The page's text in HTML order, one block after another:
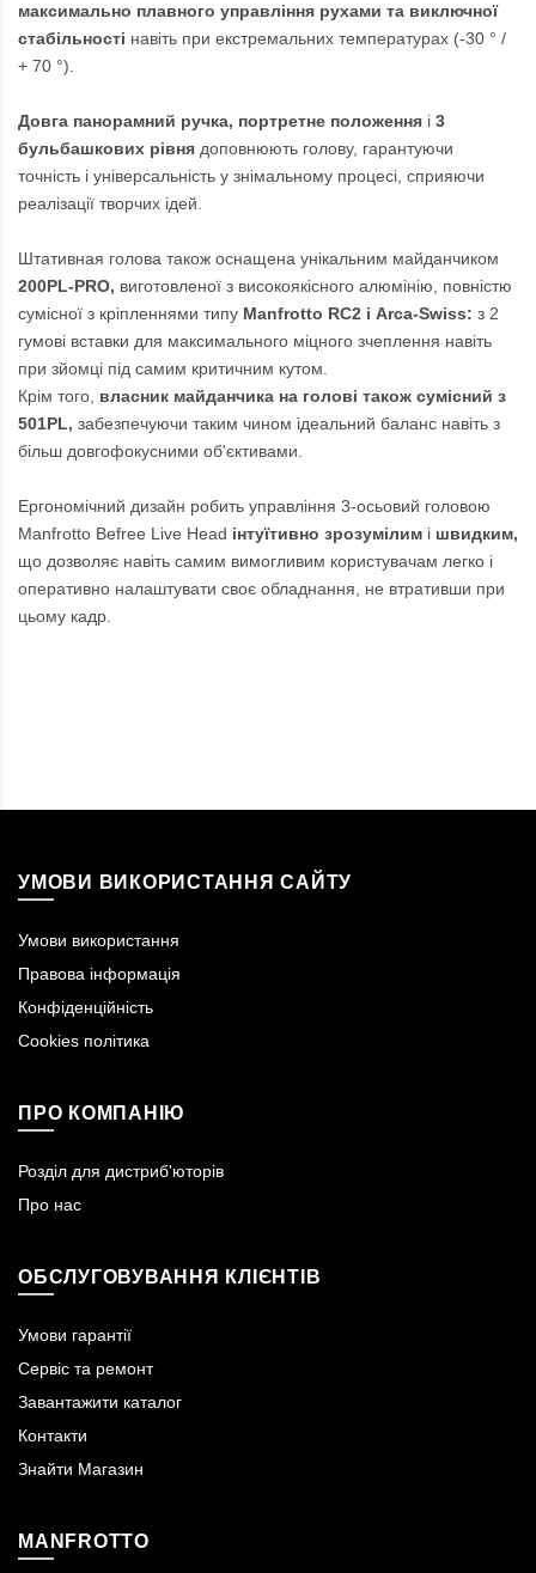
максимально плавного управління рухами та виключної
стабільності навіть при екстремальних температурах (-30 ° /
+ 70 °).
Довга панорамний ручка, портретне положення і 3
бульбашкових рівня доповнюють голову, гарантуючи
точність і універсальність у знімальному процесі, сприяючи
реалізації творчих ідей.
Штативная голова також оснащена унікальним майданчиком
200PL-PRO, виготовленої з високоякісного алюмінію, повністю
сумісної з кріпленнями типу Manfrotto RC2 і Arca-Swiss: з 2
гумові вставки для максимального міцного зчеплення навіть
при зйомці під самим критичним кутом.
Крім того, власник майданчика на голові також сумісний з
501PL, забезпечуючи таким чином ідеальний баланс навіть з
більш довгофокусними об'єктивами.
Ергономічний дизайн робить управління 3-осьовий головою
Manfrotto Befree Live Head інтуїтивно зрозумілим і швидким,
що дозволяє навіть самим вимогливим користувачам легко і
оперативно налаштувати своє обладнання, не втративши при
цьому кадр.
УМОВИ ВИКОРИСТАННЯ САЙТУ
Умови використання
Правова інформація
Конфіденційність
Cookies політика
ПРО КОМПАНІЮ
Розділ для дистриб'юторів
Про нас
ОБСЛУГОВУВАННЯ КЛІЄНТІВ
Умови гарантії
Сервіс та ремонт
Завантажити каталог
Контакти
Знайти Магазин
MANFROTTO